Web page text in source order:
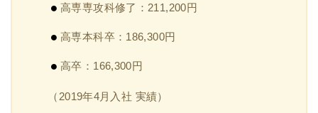
高専専攻科修了：211,200円
高専本科卒：186,300円
高卒：166,300円
（2019年4月入社 実績）